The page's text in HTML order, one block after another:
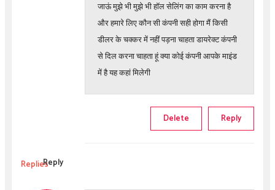
जाऊं मुझे भी मुझे भी हॉल सेलिंग का काम करना है
और हमारे लिए कौन सी कंपनी सही होगा मैं किसी
डीलर के चक्कर में नहीं पड़ना चाहता डायरेक्ट कंपनी
से दिल करना चाहता हूं क्या कोई कंपनी आपके माइंड
में है यह कहां मिलेगी
Reply
Delete
RepliesReply